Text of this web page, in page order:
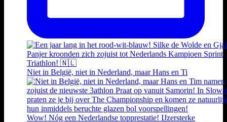
Niet in België, niet in Nederland, maar Hans en Ti
Wow! Nóg een Nederlandse topprestatie! IJzersterke